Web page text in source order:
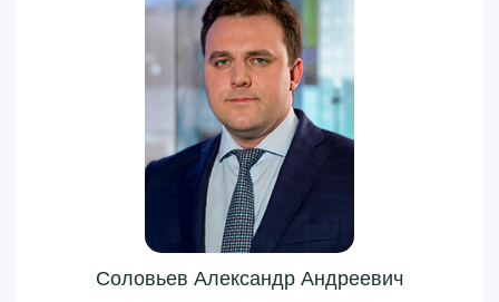
Соловьев Александр Андреевич